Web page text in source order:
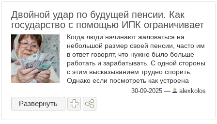
Двойной удар по будущей пенсии. Как
государство с помощью ИПК ограничивает
Когда люди начинают жаловаться на
небольшой размер своей пенсии, часто им
в ответ говорят, что нужно было больше
работать и зарабатывать. С одной стороны
с этим высказыванием трудно спорить.
Однако если посмотреть как устроена
российская пенсионная система, то можно
увидеть одно важное ...
30-09-2025 — alexkolos
Развернуть